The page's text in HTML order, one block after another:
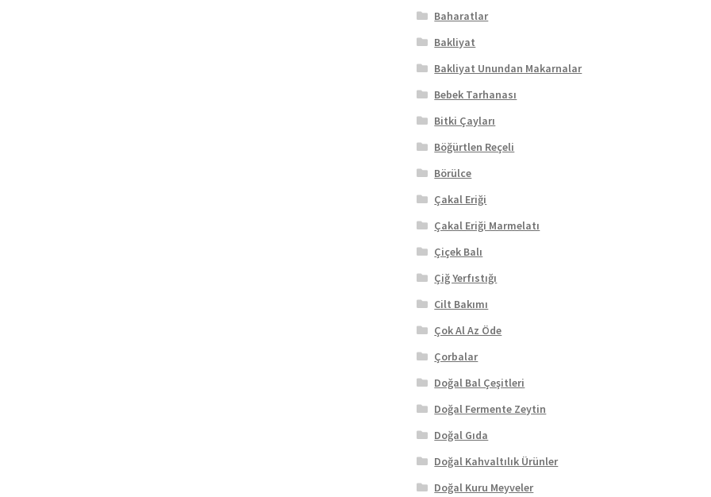
Baharatlar
Bakliyat
Bakliyat Unundan Makarnalar
Bebek Tarhanası
Bitki Çayları
Böğürtlen Reçeli
Börülce
Çakal Eriği
Çakal Eriği Marmelatı
Çiçek Balı
Çiğ Yerfıstığı
Cilt Bakımı
Çok Al Az Öde
Çorbalar
Doğal Bal Çeşitleri
Doğal Fermente Zeytin
Doğal Gıda
Doğal Kahvaltılık Ürünler
Doğal Kuru Meyveler